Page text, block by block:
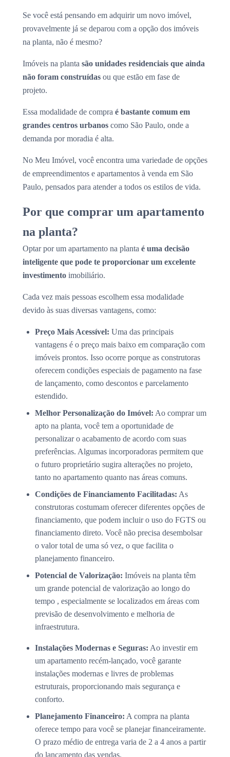
Se você está pensando em adquirir um novo imóvel,
provavelmente já se deparou com a opção dos imóveis
na planta, não é mesmo?
Imóveis na planta são unidades residenciais que ainda
não foram construídas ou que estão em fase de
projeto.
Essa modalidade de compra é bastante comum em
grandes centros urbanos como São Paulo, onde a
demanda por moradia é alta.
No Meu Imóvel, você encontra uma variedade de opções
de empreendimentos e apartamentos à venda em São
Paulo, pensados para atender a todos os estilos de vida.
Por que comprar um apartamento
na planta?
Optar por um apartamento na planta é uma decisão
inteligente que pode te proporcionar um excelente
investimento imobiliário.
Cada vez mais pessoas escolhem essa modalidade
devido às suas diversas vantagens, como:
Preço Mais Acessível: Uma das principais
vantagens é o preço mais baixo em comparação com
imóveis prontos. Isso ocorre porque as construtoras
oferecem condições especiais de pagamento na fase
de lançamento, como descontos e parcelamento
estendido.
Melhor Personalização do Imóvel: Ao comprar um
apto na planta, você tem a oportunidade de
personalizar o acabamento de acordo com suas
preferências. Algumas incorporadoras permitem que
o futuro proprietário sugira alterações no projeto,
tanto no apartamento quanto nas áreas comuns.
Condições de Financiamento Facilitadas: As
construtoras costumam oferecer diferentes opções de
financiamento, que podem incluir o uso do FGTS ou
financiamento direto. Você não precisa desembolsar
o valor total de uma só vez, o que facilita o
planejamento financeiro.
Potencial de Valorização: Imóveis na planta têm
um grande potencial de valorização ao longo do
tempo , especialmente se localizados em áreas com
previsão de desenvolvimento e melhoria de
infraestrutura.
Instalações Modernas e Seguras: Ao investir em
um apartamento recém-lançado, você garante
instalações modernas e livres de problemas
estruturais, proporcionando mais segurança e
conforto.
Planejamento Financeiro: A compra na planta
oferece tempo para você se planejar financeiramente.
O prazo médio de entrega varia de 2 a 4 anos a partir
do lançamento das vendas.